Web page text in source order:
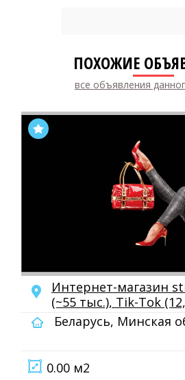
ПОХОЖИЕ
все объявления
Интернет-магазин
(~55 тыс.), Tik-Tok
Беларусь, Минская
0.00 м2